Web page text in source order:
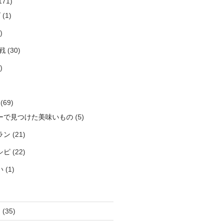
(1)
(30)
で見つけた美味いもの(5)
ン (21)
ピ(22)
(1)
(35)